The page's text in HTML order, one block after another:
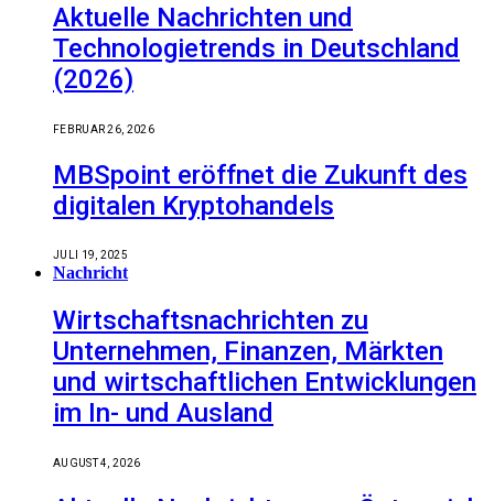
Aktuelle Nachrichten und
Technologietrends in Deutschland
(2026)
FEBRUAR 26, 2026
MBSpoint eröffnet die Zukunft des
digitalen Kryptohandels
JULI 19, 2025
Nachricht
Wirtschaftsnachrichten zu
Unternehmen, Finanzen, Märkten
und wirtschaftlichen Entwicklungen
im In- und Ausland
AUGUST 4, 2026